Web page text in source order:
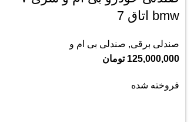
bmw اتاق ‌7
صندلی برقی, صندلی بی ام و
125,000,000 تومان
فروخته شده